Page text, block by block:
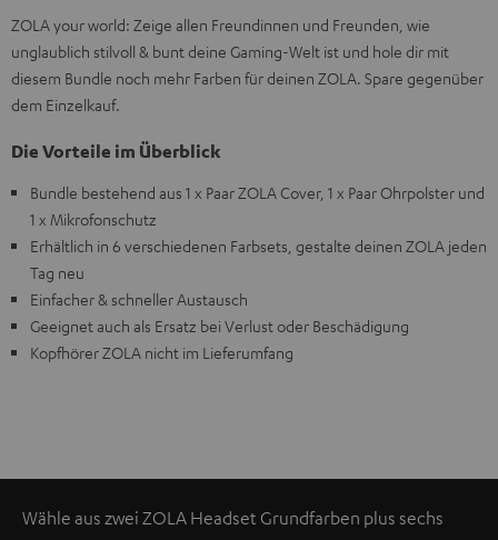
ZOLA your world: Zeige allen Freundinnen und Freunden, wie
unglaublich stilvoll & bunt deine Gaming-Welt ist und hole dir mit
diesem Bundle noch mehr Farben für deinen ZOLA. Spare gegenüber
dem Einzelkauf.
Die Vorteile im Überblick
Bundle bestehend aus 1 x Paar ZOLA Cover, 1 x Paar Ohrpolster und
1 x Mikrofonschutz
Erhältlich in 6 verschiedenen Farbsets, gestalte deinen ZOLA jeden
Tag neu
Einfacher & schneller Austausch
Geeignet auch als Ersatz bei Verlust oder Beschädigung
Kopfhörer ZOLA nicht im Lieferumfang
Wähle aus zwei ZOLA Headset Grundfarben plus sechs